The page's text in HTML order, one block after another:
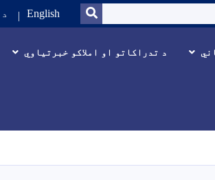
SEARCH
English
د تدراکاتو او املاکو خبرتیاوي